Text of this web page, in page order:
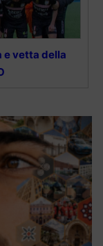
e vetta della